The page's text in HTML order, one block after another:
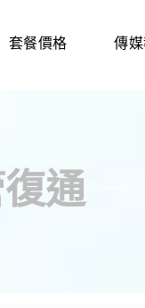
套餐價格 傳
通